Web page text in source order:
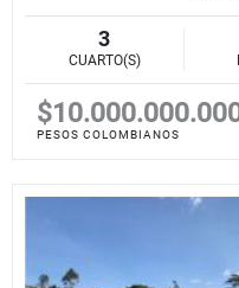
3
CUARTO(S)
PESOS COLOMBIANOS